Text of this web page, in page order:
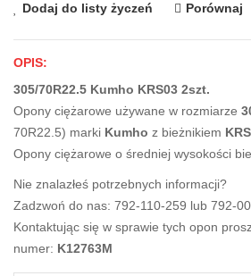
Dodaj do listy życzeń Porównaj
OPIS:
305/70R22.5 Kumho KRS03 2szt.
Opony ciężarowe używane w rozmiarze
70R22.5) marki Kumho z bieżnikiem
Opony ciężarowe o średniej wysokości
Nie znalazłeś potrzebnych informacji?
Zadzwoń do nas: 792-110-259 lub 792-
Kontaktując się w sprawie tych opon
numer: K12763M